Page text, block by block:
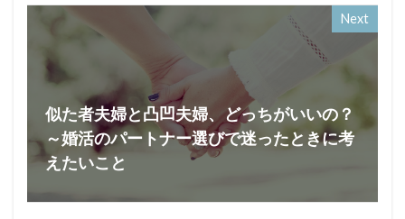
Next
似た者夫婦と凸凹夫婦、どっちがいいの？
～婚活のパートナー選びで迷ったときに考
えたいこと